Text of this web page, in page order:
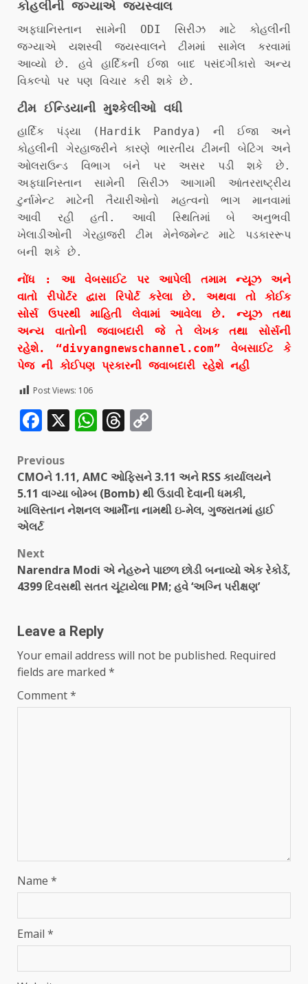
કોહલીની જગ્યાએ જયસ્વાલ
અફઘાનિસ્તાન સામેની ODI સિરીઝ માટે કોહલીની
જગ્યાએ યશસ્વી જયસ્વાલને ટીમમાં સામેલ કરવામાં
આવ્યો છે. હવે હાર્દિકની ઈજા બાદ પસંદગીકારો અન્ય
વિકલ્પો પર પણ વિચાર કરી શકે છે.
ટીમ ઈન્ડિયાની મુશ્કેલીઓ વધી
હાર્દિક પંડ્યા (Hardik Pandya) ની ઈજા અને
કોહલીની ગેરહાજરીને કારણે ભારતીય ટીમની બેટિંગ અને
ઓલરાઉન્ડ વિભાગ બંને પર અસર પડી શકે છે.
અફઘાનિસ્તાન સામેની સિરીઝ આગામી આંતરરાષ્ટ્રીય
ટુર્નામેન્ટ માટેની તૈયારીઓનો મહત્વનો ભાગ માનવામાં
આવી રહી હતી. આવી સ્થિતિમાં બે અનુભવી
ખેલાડીઓની ગેરહાજરી ટીમ મેનેજમેન્ટ માટે પડકારરૂપ
બની શકે છે.
નોંધ : આ વેબસાઈટ પર આપેલી તમામ ન્યૂઝ અને
વાતો રીપોર્ટર દ્વારા રિપોર્ટ કરેલા છે. અથવા તો કોઈક
સોર્સ ઉપરથી માહિતી લેવામાં આવેલા છે. ન્યૂઝ તથા
અન્ય વાતોની જવાબદારી જે તે લેખક તથા સોર્સની
રહેશે. “divyangnewschannel.com” વેબસાઈટ કે
પેજ ની કોઈપણ પ્રકારની જવાબદારી રહેશે નહી
Post Views: 106
Facebook
X WhatsApp
Threads
Previous
CMOને 1.11, AMC ઓફિસને 3.11 અને RSS કાર્યાલયને
5.11 વાગ્યા બોમ્બ (Bomb) થી ઉડાવી દેવાની ધમકી,
ખાલિસ્તાન નેશનલ આર્મીના નામથી ઇ-મેલ, ગુજરાતમાં હાઈ
એલર્ટ
Next
Narendra Modi એ નેહરુને પાછળ છોડી બનાવ્યો એક રેકોર્ડ,
4399 દિવસથી સતત ચૂંટાયેલા PM; હવે ‘અગ્નિ પરીક્ષણ’
Leave a Reply
Your email address will not be published. Required
fields are marked *
Comment*
Name *
Email *